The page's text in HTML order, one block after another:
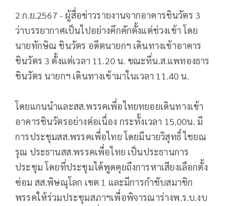
2 ก.ย.2567 - ผู้สื่อข่าวรายงานจากอาคารชินวัตร 3
ว่าบรรยากาศเป็นไปอย่างคึกคักตั้งแต่ช่วงเข้า โดย
นายทักษิณ ชินวัตร อดีตนายกฯ เดินทางเข้าอาคาร
ชินวัตร 3 ตั้งแต่เวลา 11.20 น. ขณะที่น.ส.แพทองธาร
ชินวัตร นายกฯ เดินทางเข้ามาในเวลา 11.40 น.
โดยแกนนำและสส.พรรคเพื่อไทยทยอยเดินทางเข้า
อาคารชินวัตรอย่างต่อเนื่อง กระทั้งเวลา 15.00น. มี
การประชุมสส.พรรคเพื่อไทย โดยมีนายวิสุทธิ์ ไชยณ
รุณ ประธานสส.พรรคเพื่อไทย เป็นประธานการ
ประชุม โดยที่ประชุมได้พูดคุยถึงการหาเสียงเลือกตั้ง
ซ่อม สส.พิษณุโลก เขต 1 และมีการกำชับสมาชิก
พรรคให้ร่วมประชุมสภาฯเพื่อพิจารณาร่างพ.ร.บ.งบ